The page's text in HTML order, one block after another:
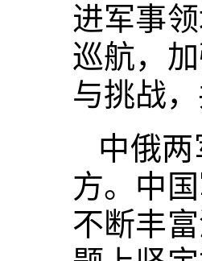
进军事
巡航，
与挑战
中俄
方。中
不断丰